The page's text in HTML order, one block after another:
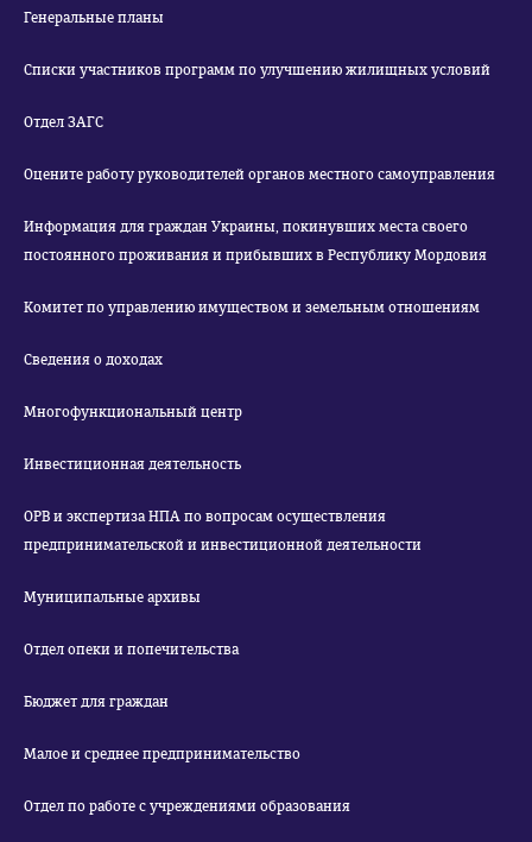
Генеральные планы
Списки участников программ по улучшению жилищных условий
Отдел ЗАГС
Оцените работу руководителей органов местного самоуправления
Информация для граждан Украины, покинувших места своего
постоянного проживания и прибывших в Республику Мордовия
Комитет по управлению имуществом и земельным отношениям
Сведения о доходах
Многофункциональный центр
Инвестиционная деятельность
ОРВ и экспертиза НПА по вопросам осуществления
предпринимательской и инвестиционной деятельности
Муниципальные архивы
Отдел опеки и попечительства
Бюджет для граждан
Малое и среднее предпринимательство
Отдел по работе с учреждениями образования